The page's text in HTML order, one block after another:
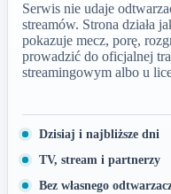
Serwis nie udaje
streamów. Strona działa
pokazuje mecz, porę,
prowadzić do oficjalnej
streamingowym albo u
Dzisiaj i najbliższe dni
TV, stream i partnerzy
Bez własnego